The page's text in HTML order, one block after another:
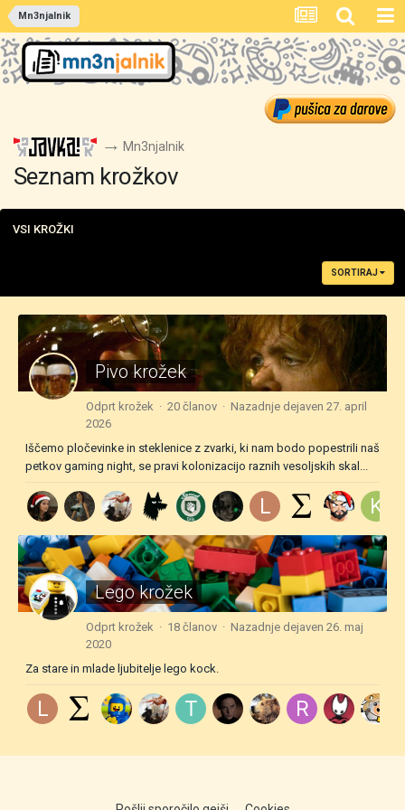
Mn3njalnik
Mn3njalnik
Seznam krožkov
VSI KROŽKI
SORTIRAJ
Pivo krožek
Odprt krožek · 20 članov · Nazadnje dejaven 27. april
2026
Iščemo pločevinke in steklenice z zvarki, ki nam bodo popestrili naš
petkov gaming night, se pravi kolonizacijo raznih vesoljskih skal...
Lego krožek
Odprt krožek · 18 članov · Nazadnje dejaven 26. maj
2020
Za stare in mlade ljubitelje lego kock.